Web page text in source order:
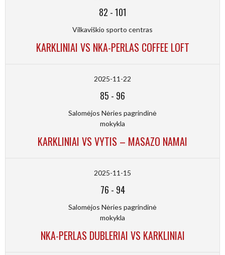
82 -101
Vilkaviškio sporto centras
KARKLINIAI VS NKA-PERLAS COFFEE LOFT
2025-11-22
85 - 96
Salomėjos Nėries pagrindinė
mokykla
KARKLINIAI VS VYTIS – MASAZO NAMAI
2025-11-15
76 - 94
Salomėjos Nėries pagrindinė
mokykla
NKA-PERLAS DUBLERIAI VS KARKLINIAI